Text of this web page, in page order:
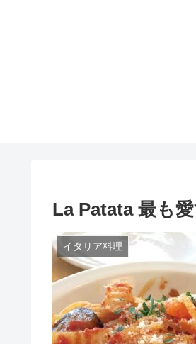
La Patata 最も
イタリア料理